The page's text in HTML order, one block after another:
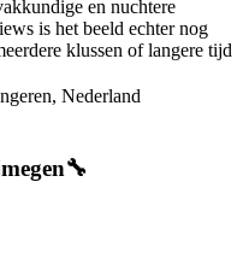
en nuchtere
is het beeld echter nog
klussen of langere tijd
Nederland